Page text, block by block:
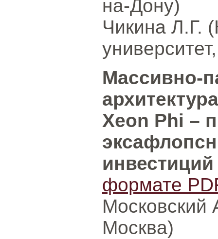
на-Дону)
Чикина Л.Г.
Массивно-
Xeon Phi –
формате
Московский
Москва)